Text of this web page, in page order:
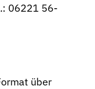
06221 56-
über